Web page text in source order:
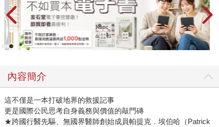
內容簡介
這不僅是一本打破地界的救援記事
更是國際公民思考自身義務與價值的敲門磚
★跨國行醫先驅、無國界醫師創始成員帕提克．埃伯哈（Patrick